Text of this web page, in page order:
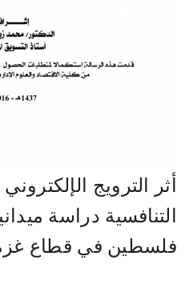
أثر الترويج
التنافسية دراسة
فلسطين في قطاع